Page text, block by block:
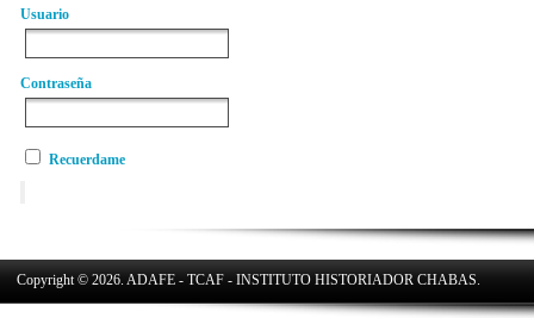
Usuario
Contraseña
Recuerdame
Copyright © 2026. ADAFE - TCAF - INSTITUTO HISTORIADOR CHABAS.